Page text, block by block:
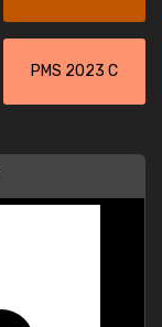
PMS 2023 C